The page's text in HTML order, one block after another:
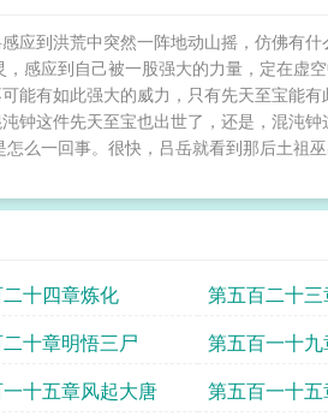
应到洪荒中突然一阵地动山摇，仿佛有
感应到自己被一股强大的力量，定在虚
能有如此强大的威力，只有先天至宝能有
钟这件先天至宝也出世了，还是，混沌
么一回事。很快，吕岳就看到那后土祖
十四章炼化
第五百二十
十章明悟三尸
第五百一十
十五章风起大唐 第五百一十